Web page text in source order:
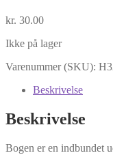
kr. 30.00
Ikke på lager
Varenummer (SKU):
Beskrivelse
Beskrivelse
Bogen er en indbundet